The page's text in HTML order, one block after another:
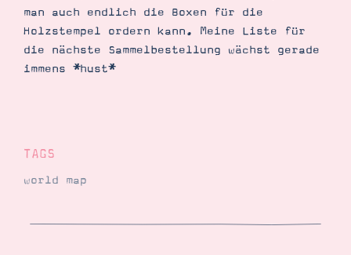
man auch endlich die Boxen für die
Holzstempel ordern kann. Meine Liste für
die nächste Sammelbestellung wächst gerade
immens *hust*
TAGS
world map